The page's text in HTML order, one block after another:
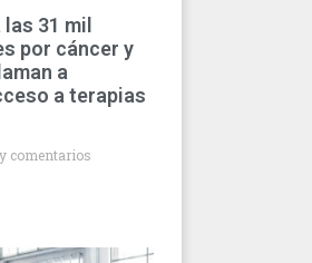
las 31 mil
por cáncer y
a
a terapias
comentarios